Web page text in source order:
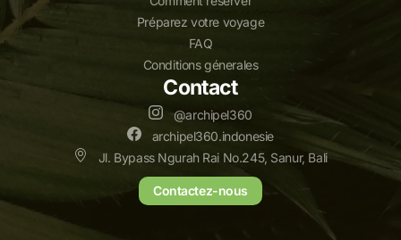
Préparez votre voyage
FAQ
Conditions génerales
Contact
@archipel360
archipel360.indonesie
Jl. Bypass Ngurah Rai No.245, Sanur, Bali
Contactez-nous